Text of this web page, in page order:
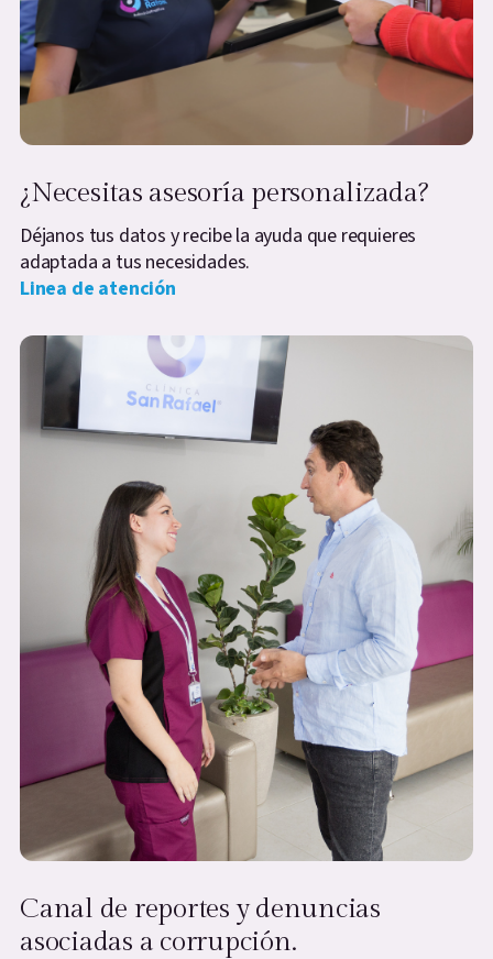
¿Necesitas asesoría personalizada?
Déjanos tus datos y recibe la ayuda que requieres
adaptada a tus necesidades.
Linea de atención
Canal de reportes y denuncias
asociadas a corrupción.